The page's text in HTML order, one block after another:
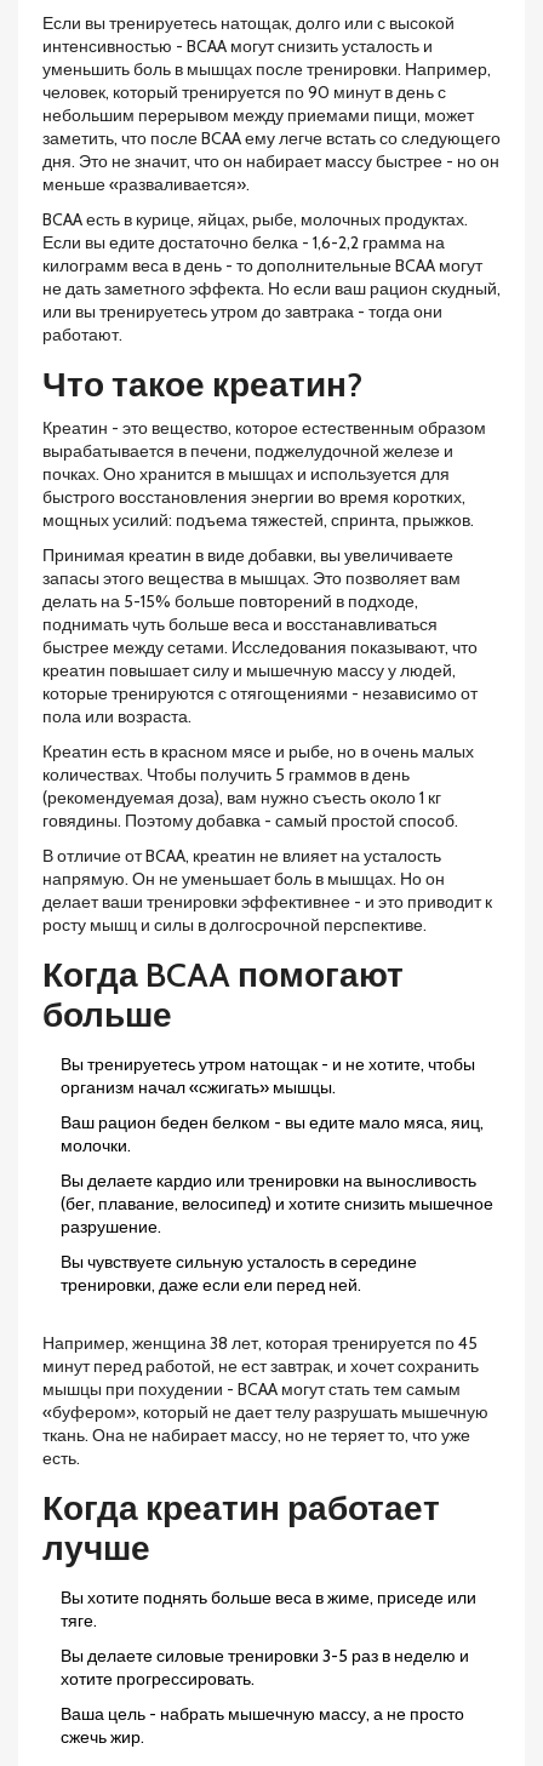
Если вы тренируетесь натощак, долго или с высокой
интенсивностью - BCAA могут снизить усталость и
уменьшить боль в мышцах после тренировки. Например,
человек, который тренируется по 90 минут в день с
небольшим перерывом между приемами пищи, может
заметить, что после BCAA ему легче встать со следующего
дня. Это не значит, что он набирает массу быстрее - но он
меньше «разваливается».
BCAA есть в курице, яйцах, рыбе, молочных продуктах.
Если вы едите достаточно белка - 1,6-2,2 грамма на
килограмм веса в день - то дополнительные BCAA могут
не дать заметного эффекта. Но если ваш рацион скудный,
или вы тренируетесь утром до завтрака - тогда они
работают.
Что такое креатин?
Креатин - это вещество, которое естественным образом
вырабатывается в печени, поджелудочной железе и
почках. Оно хранится в мышцах и используется для
быстрого восстановления энергии во время коротких,
мощных усилий: подъема тяжестей, спринта, прыжков.
Принимая креатин в виде добавки, вы увеличиваете
запасы этого вещества в мышцах. Это позволяет вам
делать на 5-15% больше повторений в подходе,
поднимать чуть больше веса и восстанавливаться
быстрее между сетами. Исследования показывают, что
креатин повышает силу и мышечную массу у людей,
которые тренируются с отягощениями - независимо от
пола или возраста.
Креатин есть в красном мясе и рыбе, но в очень малых
количествах. Чтобы получить 5 граммов в день
(рекомендуемая доза), вам нужно съесть около 1 кг
говядины. Поэтому добавка - самый простой способ.
В отличие от BCAA, креатин не влияет на усталость
напрямую. Он не уменьшает боль в мышцах. Но он
делает ваши тренировки эффективнее - и это приводит к
росту мышц и силы в долгосрочной перспективе.
Когда BCAA помогают
больше
Вы тренируетесь утром натощак - и не хотите, чтобы
организм начал «сжигать» мышцы.
Ваш рацион беден белком - вы едите мало мяса, яиц,
молочки.
Вы делаете кардио или тренировки на выносливость
(бег, плавание, велосипед) и хотите снизить мышечное
разрушение.
Вы чувствуете сильную усталость в середине
тренировки, даже если ели перед ней.
Например, женщина 38 лет, которая тренируется по 45
минут перед работой, не ест завтрак, и хочет сохранить
мышцы при похудении - BCAA могут стать тем самым
«буфером», который не дает телу разрушать мышечную
ткань. Она не набирает массу, но не теряет то, что уже
есть.
Когда креатин работает
лучше
Вы хотите поднять больше веса в жиме, приседе или
тяге.
Вы делаете силовые тренировки 3-5 раз в неделю и
хотите прогрессировать.
Ваша цель - набрать мышечную массу, а не просто
сжечь жир.